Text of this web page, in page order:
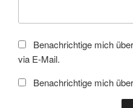
Benachrichtige mich
via E-Mail.
Benachrichtige mich